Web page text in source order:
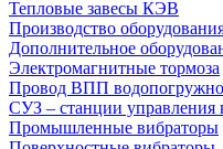
Тепловые завесы КЭВ
Производство
Дополнительное
Электромагнитные тормоза
Провод ВПП
СУЗ – станции управления
Промышленные вибраторы